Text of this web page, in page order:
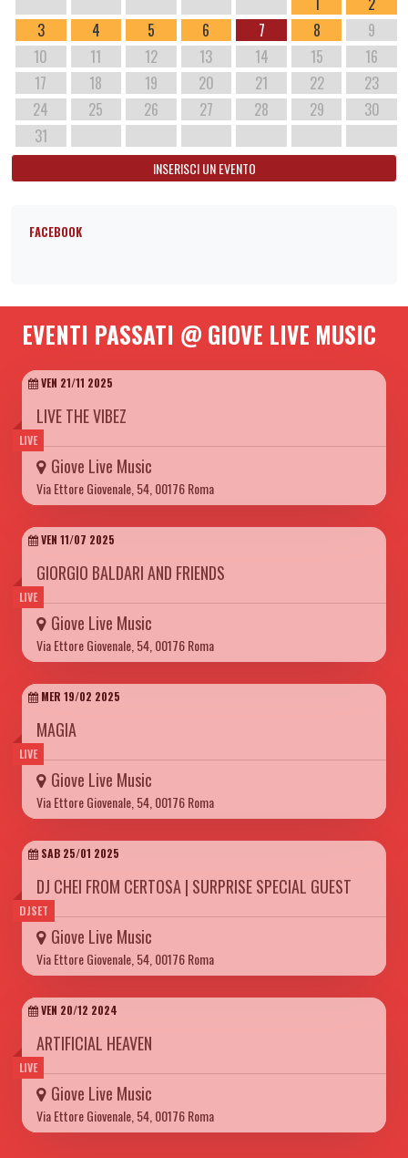
3
4 5 6 7 8
9
10
11 12 13 14 15
16
17
18 19 20 21 22
23
24
25 26 27 28 29
30
31
INSERISCI UN EVENTO
FACEBOOK
EVENTI PASSATI @ GIOVE LIVE MUSIC
LIVE
VEN 21/11 2025
LIVE THE VIBEZ
Giove Live Music
Via Ettore Giovenale, 54, 00176 Roma
LIVE
VEN 11/07 2025
GIORGIO BALDARI AND FRIENDS
Giove Live Music
Via Ettore Giovenale, 54, 00176 Roma
LIVE
MER 19/02 2025
MAGIA
Giove Live Music
Via Ettore Giovenale, 54, 00176 Roma
DJSET
SAB 25/01 2025
DJ CHEI FROM CERTOSA | SURPRISE SPECIAL GUEST
Giove Live Music
Via Ettore Giovenale, 54, 00176 Roma
LIVE
VEN 20/12 2024
ARTIFICIAL HEAVEN
Giove Live Music
Via Ettore Giovenale, 54, 00176 Roma